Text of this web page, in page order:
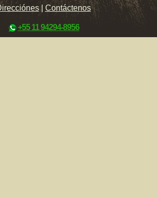
| Contáctenos
+55 11 94294-8956